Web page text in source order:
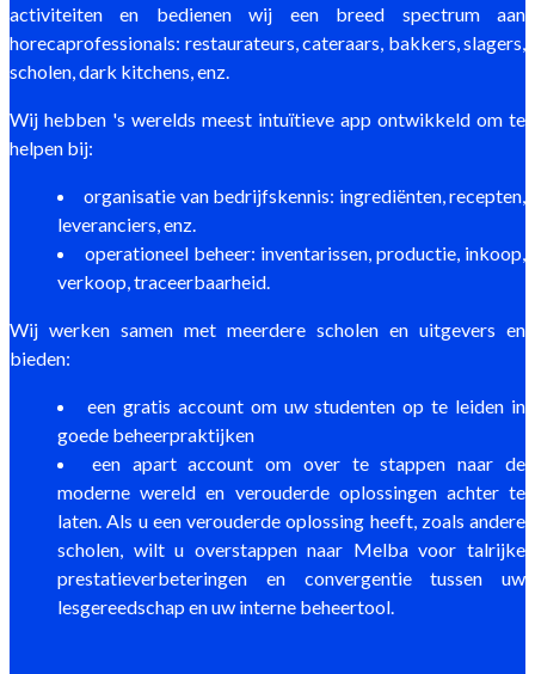
activiteiten en bedienen wij een breed spectrum aan
horecaprofessionals: restaurateurs, cateraars, bakkers, slagers,
scholen, dark kitchens, enz.
Wij hebben 's werelds meest intuïtieve app ontwikkeld om te
helpen bij:
organisatie van bedrijfskennis: ingrediënten, recepten,
leveranciers, enz.
operationeel beheer: inventarissen, productie, inkoop,
verkoop, traceerbaarheid.
Wij werken samen met meerdere scholen en uitgevers en
bieden:
een gratis account om uw studenten op te leiden in
goede beheerpraktijken
een apart account om over te stappen naar de
moderne wereld en verouderde oplossingen achter te
laten. Als u een verouderde oplossing heeft, zoals andere
scholen, wilt u overstappen naar Melba voor talrijke
prestatieverbeteringen en convergentie tussen uw
lesgereedschap en uw interne beheertool.